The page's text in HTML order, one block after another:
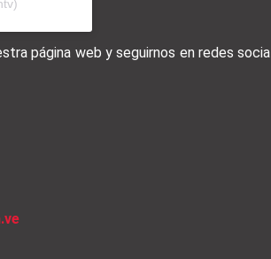
página web y seguirnos en redes